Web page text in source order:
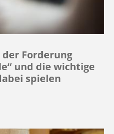
Forderung
und die wichtige
spielen